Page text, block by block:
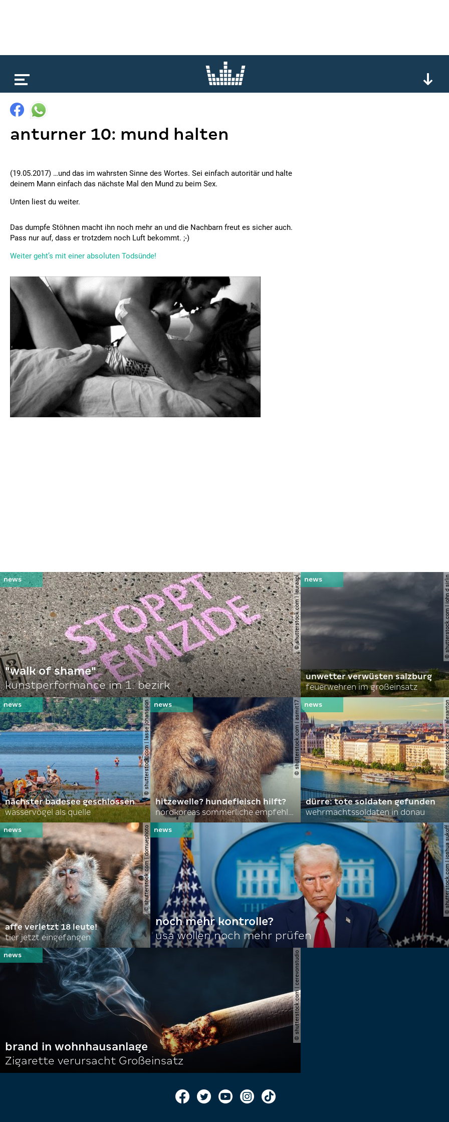
anturner 10: mund halten
(19.05.2017) …und das im wahrsten Sinne des Wortes. Sei einfach autoritär und halte
deinem Mann einfach das nächste Mal den Mund zu beim Sex.
Unten liest du weiter.
Das dumpfe Stöhnen macht ihn noch mehr an und die Nachbarn freut es sicher auch.
Pass nur auf, dass er trotzdem noch Luft bekommt. ;-)
Weiter geht’s mit einer absoluten Todsünde!
© shutterstock.com | lauraapl
"walk of shame"
kunstperformance im 1. bezirk
©
unwetter verwüsten salzburg
feuerwehren im großeinsatz
© shutterstock.com | lasse johansson
nächster badesee geschlossen
wasservögel als quelle
© shutterstock.com | asmit17
hitzewelle? hundefleisch hilft?
nordkoreas sommerliche empfehlungen
©
dürre: tote soldaten gefunden
wehrmachtssoldaten in donau
© shutterstock.com | domuephoto
affe verletzt 18 leute!
tier jetzt eingefangen
©
noch mehr kontrolle?
usa wollen noch mehr prüfen
© shutterstock.com | cerevonstudio
brand in wohnhausanlage
Zigarette verursacht Großeinsatz